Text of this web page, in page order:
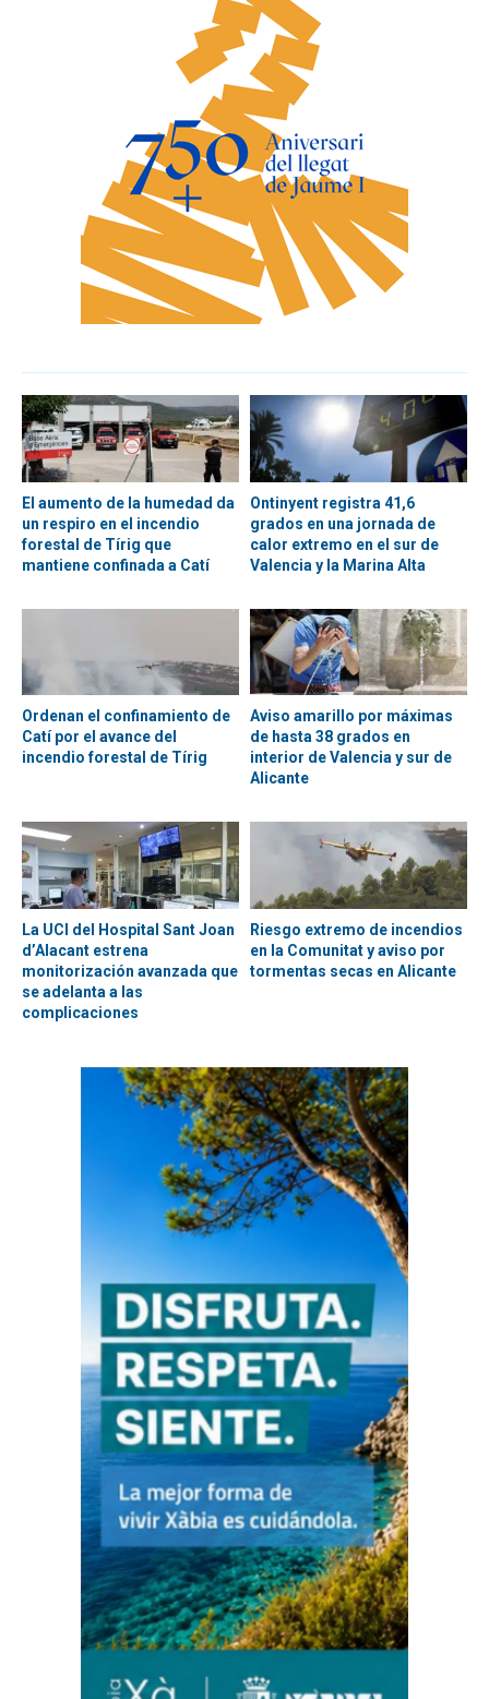
El aumento de la humedad da
un respiro en el incendio
forestal de Tírig que
mantiene confinada a Catí
Ontinyent registra 41,6
grados en una jornada de
calor extremo en el sur de
Valencia y la Marina Alta
Ordenan el confinamiento de
Catí por el avance del
incendio forestal de Tírig
Aviso amarillo por máximas
de hasta 38 grados en
interior de Valencia y sur de
Alicante
La UCI del Hospital Sant Joan
d’Alacant estrena
monitorización avanzada que
se adelanta a las
complicaciones
Riesgo extremo de incendios
en la Comunitat y aviso por
tormentas secas en Alicante